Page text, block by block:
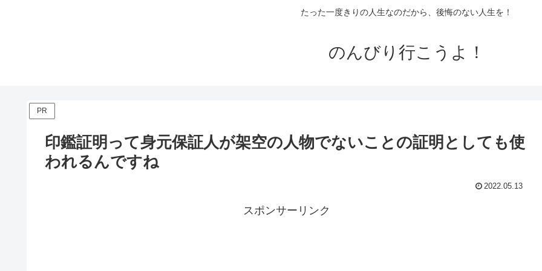
たった一度きりの人生なのだから、後悔のない人生を！
のんびり行こうよ！
PR
印鑑証明って身元保証人が架空の人物でないことの証明としても使
われるんですね
2022.05.13
スポンサーリンク